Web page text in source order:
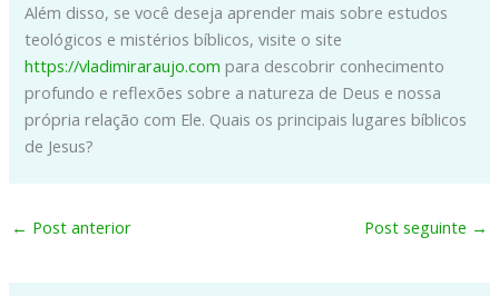
Além disso, se você deseja aprender mais sobre estudos
teológicos e mistérios bíblicos, visite o site
https://vladimiraraujo.com para descobrir conhecimento
profundo e reflexões sobre a natureza de Deus e nossa
própria relação com Ele. Quais os principais lugares bíblicos
de Jesus?
← Post anterior Post seguinte →